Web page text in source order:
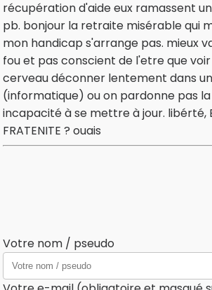
récupération d'aide eux ramassent
pb. bonjour la retraite misérable qui
mon handicap s'arrange pas. mieux
fou et pas conscient de l'etre que
cerveau déconner lentement dans
(informatique) ou on pardonne pas
incapacité à se mettre à jour. libérté,
FRATENITE ? ouais
Votre nom / pseudo